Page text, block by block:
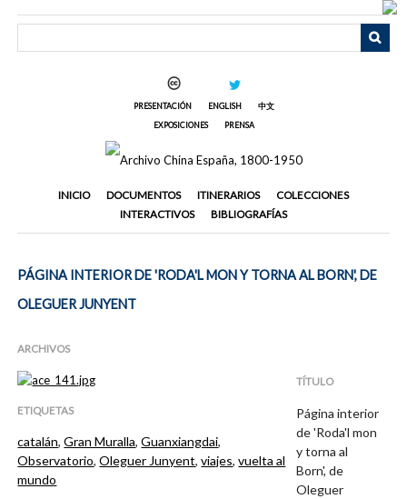
PRESENTACIÓN ENGLISH
中文
EXPOSICIONES
PRENSA
INICIO DOCUMENTOS ITINERARIOS
COLECCIONES
INTERACTIVOS
BIBLIOGRAFÍAS
PÁGINA INTERIOR DE 'RODA'L MON Y TORNA AL BORN', DE
OLEGUER JUNYENT
ARCHIVOS
ETIQUETAS
catalán,Gran Muralla,Guanxiangdai,
Observatorio,Oleguer Junyent,viajes,vuelta al
mundo
TÍTULO
Página interior
de 'Roda'l mon
y torna al
Born', de
Oleguer